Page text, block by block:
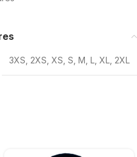
3XS 2XS XS S M L XL 2XL